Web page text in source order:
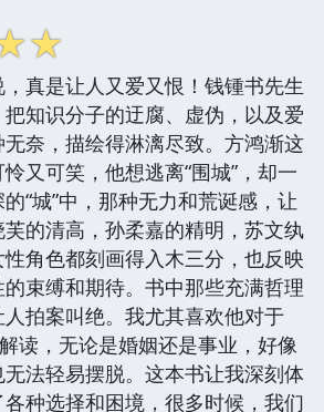
☆
，真是让人又爱又恨！钱锺书先生
知识分子的迂腐、虚伪，以及爱
奈，描绘得淋漓尽致。方鸿渐这
又可笑，他想逃离“围城”，却一
“城”中，那种无力和荒诞感，让
的清高，孙柔嘉的精明，苏文纨
角色都刻画得入木三分，也反映
束缚和期待。书中那些充满哲理
拍案叫绝。我尤其喜欢他对于
读，无论是婚姻还是事业，好像
法轻易摆脱。这本书让我深刻体
种选择和困境，很多时候，我们